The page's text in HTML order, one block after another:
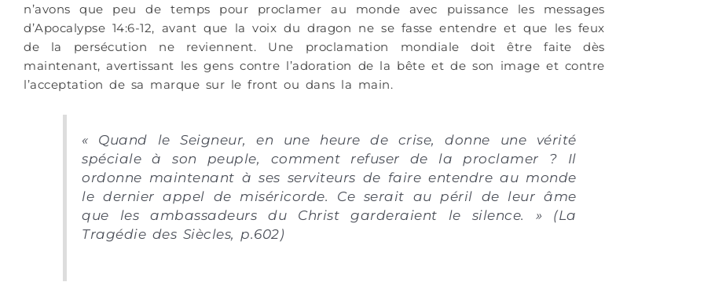
n’avons que peu de temps pour proclamer au monde avec puissance les messages
d’Apocalypse 14:6-12, avant que la voix du dragon ne se fasse entendre et que les feux
de la persécution ne reviennent. Une proclamation mondiale doit être faite dès
maintenant, avertissant les gens contre l’adoration de la bête et de son image et contre
l’acceptation de sa marque sur le front ou dans la main.
« Quand le Seigneur, en une heure de crise, donne une vérité
spéciale à son peuple, comment refuser de la proclamer ? Il
ordonne maintenant à ses serviteurs de faire entendre au monde
le dernier appel de miséricorde. Ce serait au péril de leur âme
que les ambassadeurs du Christ garderaient le silence. » (La
Tragédie des Siècles, p.602)